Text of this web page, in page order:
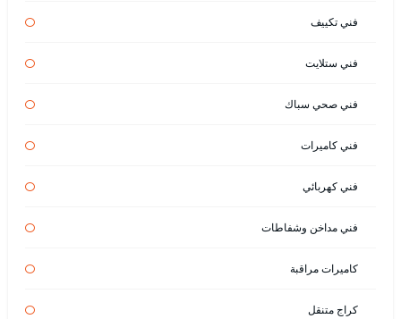
فني تكييف
فني ستلايت
فني صحي سباك
فني كاميرات
فني كهربائي
فني مداخن وشفاطات
كاميرات مراقبة
كراج متنقل